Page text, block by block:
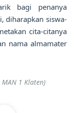
bagi penanya
diharapkan siswa-
cita-citanya
nama almamater
1 Klaten)